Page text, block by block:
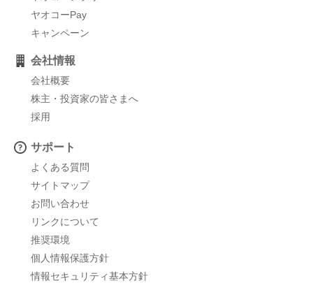
ヤオコーPay
キャンペーン
会社情報
会社概要
株主・投資家の皆さまへ
採用
サポート
よくある質問
サイトマップ
お問い合わせ
リンクについて
推奨環境
個人情報保護方針
情報セキュリティ基本方針